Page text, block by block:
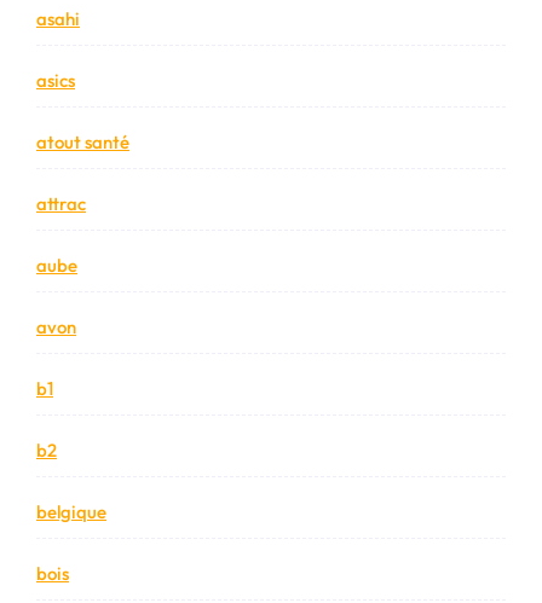
asahi
asics
atout santé
attrac
aube
avon
b1
b2
belgique
bois